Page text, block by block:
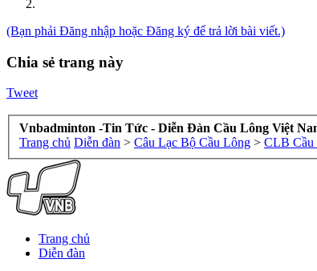
(Bạn phải Đăng nhập hoặc Đăng ký để trả lời bài viết.)
Chia sẻ trang này
Tweet
Vnbadminton -Tin Tức - Diễn Đàn Cầu Lông Việt
Trang chủ Diễn đàn > Câu Lạc Bộ Cầu Lông > CLB Cầu
Trang chủ
Diễn đàn